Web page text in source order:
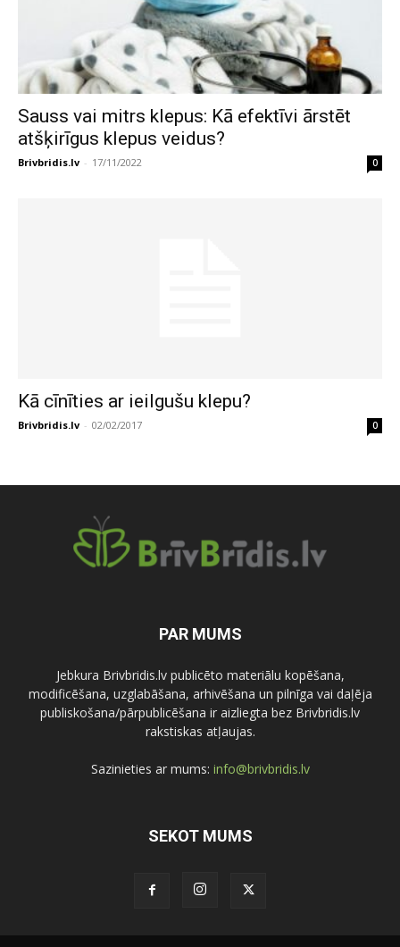
Sauss vai mitrs klepus: Kā efektīvi ārstēt
atšķirīgus klepus veidus?
Brivbridis.lv - 17/11/2022 0
Kā cīnīties ar ieilgušu klepu?
Brivbridis.lv - 02/02/2017 0
PAR MUMS
Jebkura Brivbridis.lv publicēto materiālu kopēšana,
modificēšana, uzglabāšana, arhivēšana un pilnīga vai daļēja
publiskošana/pārpublicēšana ir aizliegta bez Brivbridis.lv
rakstiskas atļaujas.
Sazinieties ar mums: info@brivbridis.lv
SEKOT MUMS